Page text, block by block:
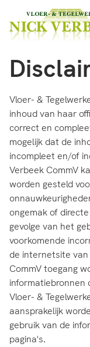
Vloer- &
inhoud van haar
correct en
mogelijk dat de
incompleet en/of
Verbeek CommV
worden gesteld
ongemak of
gevolge van het
voorkomende
de internetsite van
CommV toegang
informatiebronnen
Vloer- &
aansprakelijk
gebruik van de
pagina's.